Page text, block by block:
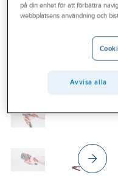
Branscher
på din enhet för att förbättra
webbplatsens användning och
Avvisa alla